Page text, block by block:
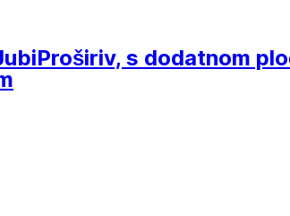
Proširiv, s dodatnom